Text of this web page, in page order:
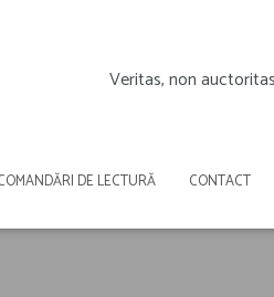
Veritas, non
DE LECTURĂ CONTACT